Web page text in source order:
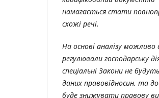
намагається стати
схожі речі.
На основі аналізу
регулювали господарську
спеціальні Закони не
даних правовідносин, та
буде знижувати правову